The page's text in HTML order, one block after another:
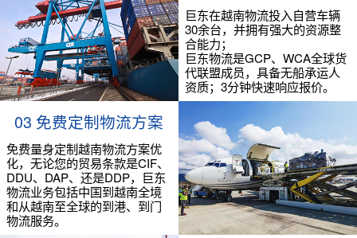
巨东在越南物流投入自营车辆
30余台，并拥有强大的资源整
合能力；
巨东物流是GCP、WCA全球货
代联盟成员，具备无船承运人
资质；3分钟快速响应报价。
03 免费定制物流方案
免费量身定制越南物流方案优
化，无论您的贸易条款是CIF、
DDU、DAP、还是DDP，巨东
物流业务包括中国到越南全境
和从越南至全球的到港、到门
物流服务。